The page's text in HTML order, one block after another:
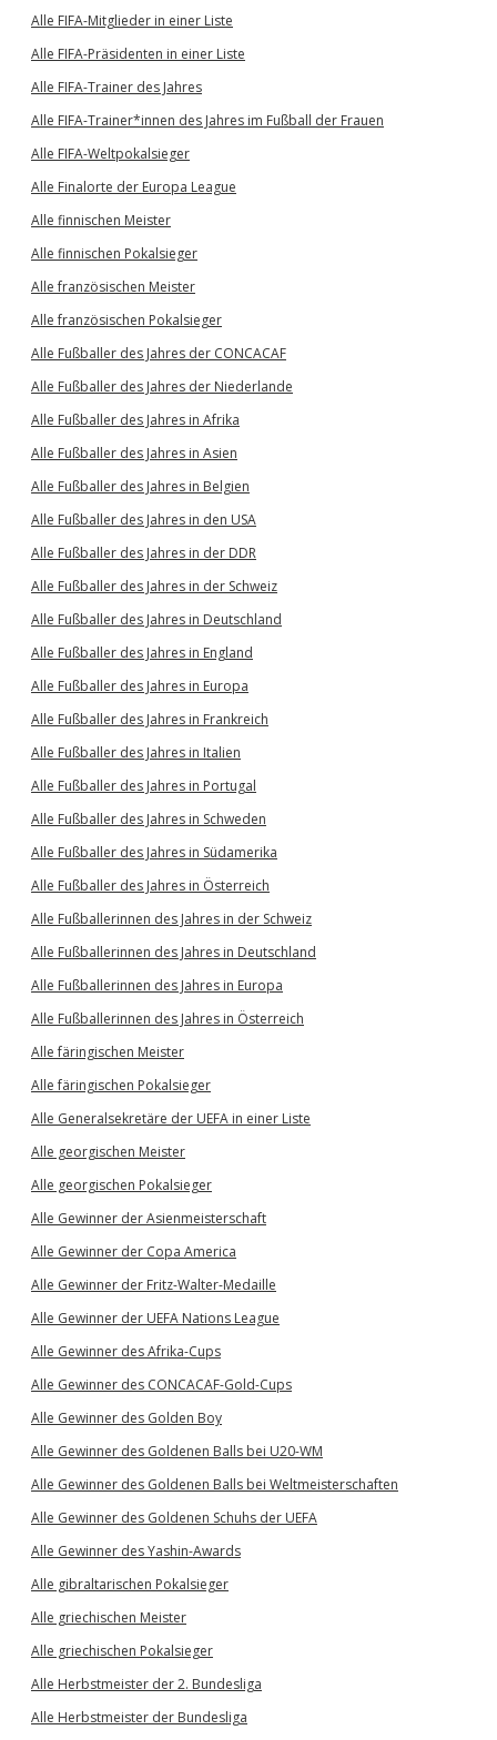
Alle FIFA-Mitglieder in einer Liste
Alle FIFA-Präsidenten in einer Liste
Alle FIFA-Trainer des Jahres
Alle FIFA-Trainer*innen des Jahres im Fußball der Frauen
Alle FIFA-Weltpokalsieger
Alle Finalorte der Europa League
Alle finnischen Meister
Alle finnischen Pokalsieger
Alle französischen Meister
Alle französischen Pokalsieger
Alle Fußballer des Jahres der CONCACAF
Alle Fußballer des Jahres der Niederlande
Alle Fußballer des Jahres in Afrika
Alle Fußballer des Jahres in Asien
Alle Fußballer des Jahres in Belgien
Alle Fußballer des Jahres in den USA
Alle Fußballer des Jahres in der DDR
Alle Fußballer des Jahres in der Schweiz
Alle Fußballer des Jahres in Deutschland
Alle Fußballer des Jahres in England
Alle Fußballer des Jahres in Europa
Alle Fußballer des Jahres in Frankreich
Alle Fußballer des Jahres in Italien
Alle Fußballer des Jahres in Portugal
Alle Fußballer des Jahres in Schweden
Alle Fußballer des Jahres in Südamerika
Alle Fußballer des Jahres in Österreich
Alle Fußballerinnen des Jahres in der Schweiz
Alle Fußballerinnen des Jahres in Deutschland
Alle Fußballerinnen des Jahres in Europa
Alle Fußballerinnen des Jahres in Österreich
Alle färingischen Meister
Alle färingischen Pokalsieger
Alle Generalsekretäre der UEFA in einer Liste
Alle georgischen Meister
Alle georgischen Pokalsieger
Alle Gewinner der Asienmeisterschaft
Alle Gewinner der Copa America
Alle Gewinner der Fritz-Walter-Medaille
Alle Gewinner der UEFA Nations League
Alle Gewinner des Afrika-Cups
Alle Gewinner des CONCACAF-Gold-Cups
Alle Gewinner des Golden Boy
Alle Gewinner des Goldenen Balls bei U20-WM
Alle Gewinner des Goldenen Balls bei Weltmeisterschaften
Alle Gewinner des Goldenen Schuhs der UEFA
Alle Gewinner des Yashin-Awards
Alle gibraltarischen Pokalsieger
Alle griechischen Meister
Alle griechischen Pokalsieger
Alle Herbstmeister der 2. Bundesliga
Alle Herbstmeister der Bundesliga